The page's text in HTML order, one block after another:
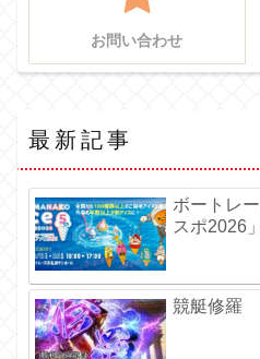
お問い合わせ
最新記事
ボートレ
スポ2026
競艇修羅